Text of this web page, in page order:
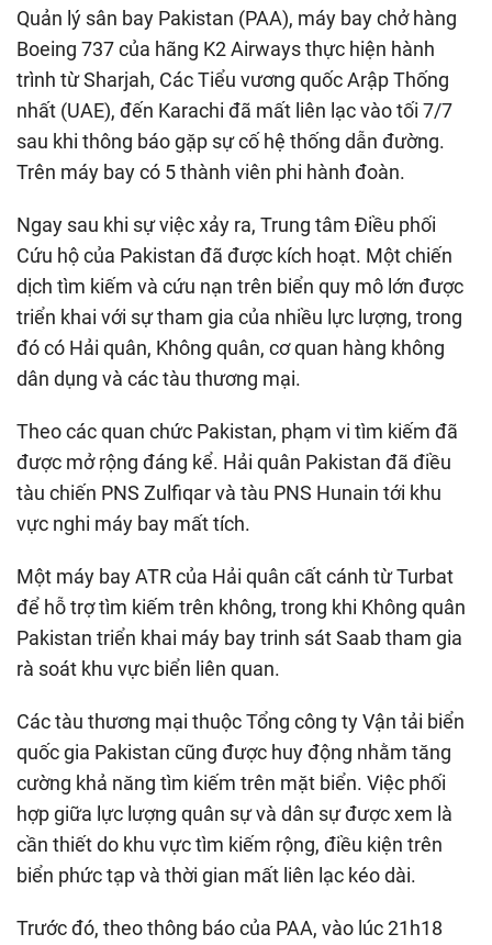
Quản lý sân bay Pakistan (PAA), máy bay chở hàng
Boeing 737 của hãng K2 Airways thực hiện hành
trình từ Sharjah, Các Tiểu vương quốc Arập Thống
nhất (UAE), đến Karachi đã mất liên lạc vào tối 7/7
sau khi thông báo gặp sự cố hệ thống dẫn đường.
Trên máy bay có 5 thành viên phi hành đoàn.
Ngay sau khi sự việc xảy ra, Trung tâm Điều phối
Cứu hộ của Pakistan đã được kích hoạt. Một chiến
dịch tìm kiếm và cứu nạn trên biển quy mô lớn được
triển khai với sự tham gia của nhiều lực lượng, trong
đó có Hải quân, Không quân, cơ quan hàng không
dân dụng và các tàu thương mại.
Theo các quan chức Pakistan, phạm vi tìm kiếm đã
được mở rộng đáng kể. Hải quân Pakistan đã điều
tàu chiến PNS Zulfiqar và tàu PNS Hunain tới khu
vực nghi máy bay mất tích.
Một máy bay ATR của Hải quân cất cánh từ Turbat
để hỗ trợ tìm kiếm trên không, trong khi Không quân
Pakistan triển khai máy bay trinh sát Saab tham gia
rà soát khu vực biển liên quan.
Các tàu thương mại thuộc Tổng công ty Vận tải biển
quốc gia Pakistan cũng được huy động nhằm tăng
cường khả năng tìm kiếm trên mặt biển. Việc phối
hợp giữa lực lượng quân sự và dân sự được xem là
cần thiết do khu vực tìm kiếm rộng, điều kiện trên
biển phức tạp và thời gian mất liên lạc kéo dài.
Trước đó, theo thông báo của PAA, vào lúc 21h18